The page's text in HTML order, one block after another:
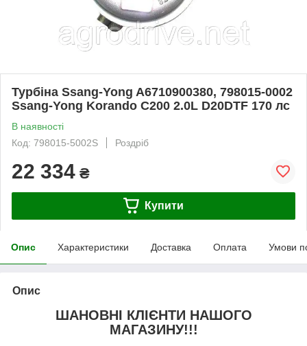
Турбіна Ssang-Yong A6710900380, 798015-0002
Ssang-Yong Korando C200 2.0L D20DTF 170 лс
В наявності
Код: 798015-5002S
Роздріб
22 334 ₴
Купити
Опис Характеристики Доставка Оплата Умови
Опис
ШАНОВНІ КЛІЄНТИ НАШОГО
МАГАЗИНУ!!!